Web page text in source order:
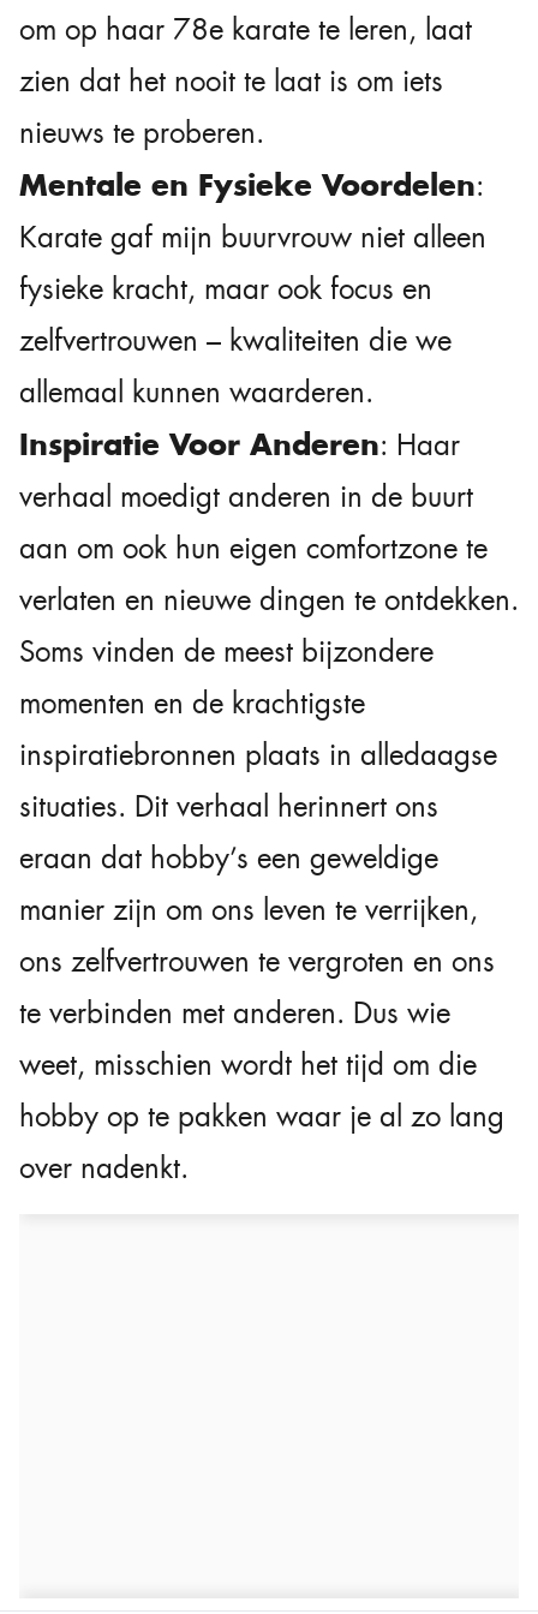
om op haar 78e karate te leren, laat
zien dat het nooit te laat is om iets
nieuws te proberen.
Mentale en Fysieke Voordelen:
Karate gaf mijn buurvrouw niet alleen
fysieke kracht, maar ook focus en
zelfvertrouwen – kwaliteiten die we
allemaal kunnen waarderen.
Inspiratie Voor Anderen: Haar
verhaal moedigt anderen in de buurt
aan om ook hun eigen comfortzone te
verlaten en nieuwe dingen te ontdekken.
Soms vinden de meest bijzondere
momenten en de krachtigste
inspiratiebronnen plaats in alledaagse
situaties. Dit verhaal herinnert ons
eraan dat hobby’s een geweldige
manier zijn om ons leven te verrijken,
ons zelfvertrouwen te vergroten en ons
te verbinden met anderen. Dus wie
weet, misschien wordt het tijd om die
hobby op te pakken waar je al zo lang
over nadenkt.